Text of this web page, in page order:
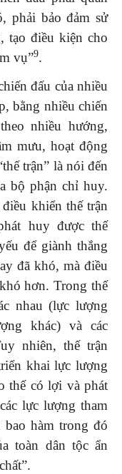
phải bảo đảm sử
tạo điều kiện cho
vụ”9.
đấu của nhiều
bằng nhiều chiến
nhiều hướng,
mưu, hoạt động
trận” là nói đến
bộ phận chỉ huy.
khiển thế trận
huy được thế
để giành thắng
đã khó, mà điều
hơn. Trong thế
nhau (lực lượng
khác) và các
nhiên, thế trận
khai lực lượng
thế có lợi và phát
lực lượng tham
hàm trong đó
toàn dân tộc ẩn